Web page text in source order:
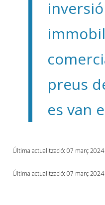
preus
es van
Última actualització: 07 març
Última actualització: 07 març